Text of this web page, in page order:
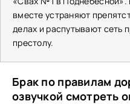
вместе устраняют
делах и распутывают сеть
престолу.
Брак по правилам
озвучкой смотреть